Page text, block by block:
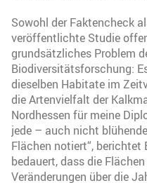
Sowohl der Faktencheck
veröffentlichte Studie
grundsätzliches Problem
Biodiversitätsforschung:
dieselben Habitate im
die Artenvielfalt der
Nordhessen für meine
jede – auch nicht
Flächen notiert“, berichtet
bedauert, dass die
Veränderungen über die